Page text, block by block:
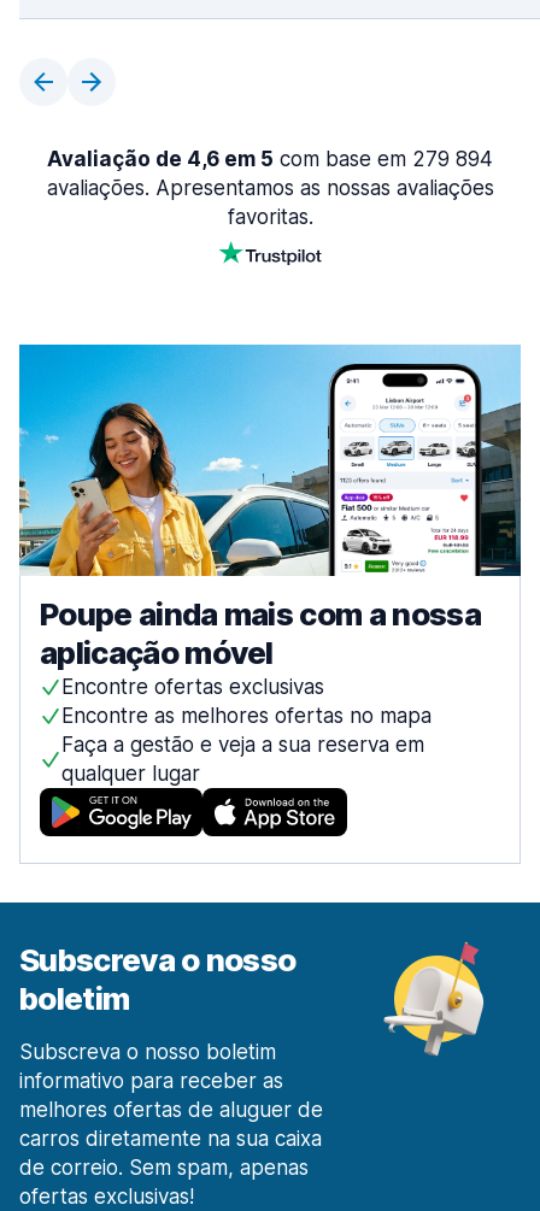
Avaliação de 4,6 em 5 com base em 279 894
avaliações. Apresentamos as nossas avaliações
favoritas.
Poupe ainda mais com a nossa
aplicação móvel
Encontre ofertas exclusivas
Encontre as melhores ofertas no mapa
Faça a gestão e veja a sua reserva em
qualquer lugar
Subscreva o nosso
boletim
Subscreva o nosso boletim
informativo para receber as
melhores ofertas de aluguer de
carros diretamente na sua caixa
de correio. Sem spam, apenas
ofertas exclusivas!